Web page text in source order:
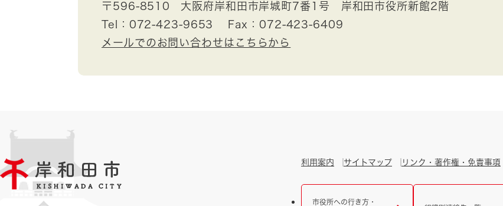
〒596-8510
大阪府岸和田市岸城町7番1号 岸和田市役所新館2階
Tel：072-423-9653
Fax：072-423-6409
メールでのお問い合わせはこちらから
利用案内 サイトマップ リンク・著作権・免責事項
市役所への行き方・